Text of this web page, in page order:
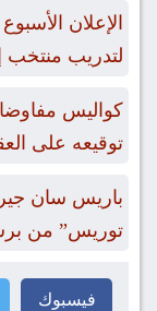
الإعلان
لتدريب منتخب
كواليس
توقيعه على
باريس سان
توريس” من
فيسبوك